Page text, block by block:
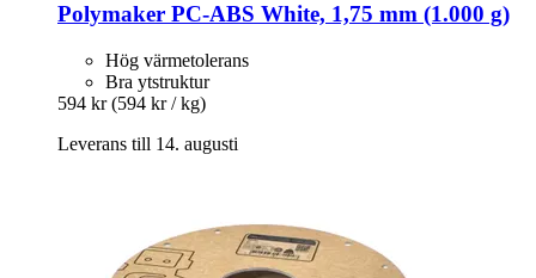
Polymaker PC-​ABS White, 1,75 mm (1.000 g)
Hög värmetolerans
Bra ytstruktur
594 kr (594 kr / kg)
Leverans till 14. augusti